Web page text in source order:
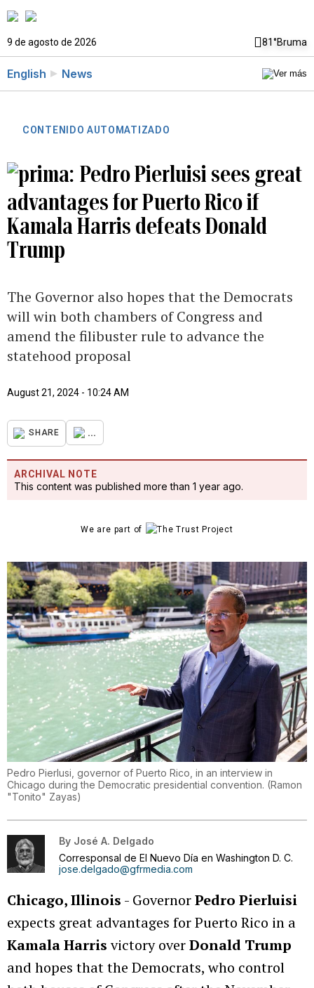
9 de agosto de 2026 81°Bruma
English News
CONTENIDO AUTOMATIZADO
Pedro Pierluisi sees great
advantages for Puerto Rico if
Kamala Harris defeats Donald
Trump
The Governor also hopes that the Democrats
will win both chambers of Congress and
amend the filibuster rule to advance the
statehood proposal
August 21, 2024 - 10:24 AM
SHARE ...
ARCHIVAL NOTE
This content was published more than 1 year ago.
We are part of
Pedro Pierlusi, governor of Puerto Rico, in an interview in
Chicago during the Democratic presidential convention. (Ramon
"Tonito" Zayas)
By José A. Delgado
Corresponsal de El Nuevo Día en Washington D. C.
jose.delgado@gfrmedia.com
Chicago, Illinois - GovernorPedro Pierluisi
expects great advantages for Puerto Rico in a
Kamala Harrisvictory overDonald Trump
and hopes that the Democrats, who control